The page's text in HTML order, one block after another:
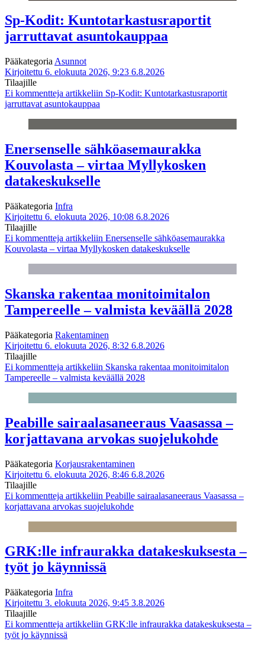
Sp-Kodit: Kuntotarkastusraportit
jarruttavat asuntokauppaa
Pääkategoria Asunnot
Kirjoitettu 6. elokuuta 2026, 9:23 6.8.2026
Tilaajille
Ei kommentteja artikkeliin Sp-Kodit: Kuntotarkastusraportit
jarruttavat asuntokauppaa
Enersenselle sähköasemaurakka
Kouvolasta – virtaa Myllykosken
datakeskukselle
Pääkategoria Infra
Kirjoitettu 6. elokuuta 2026, 10:08 6.8.2026
Tilaajille
Ei kommentteja artikkeliin Enersenselle sähköasemaurakka
Kouvolasta – virtaa Myllykosken datakeskukselle
Skanska rakentaa monitoimitalon
Tampereelle – valmista keväällä 2028
Pääkategoria Rakentaminen
Kirjoitettu 6. elokuuta 2026, 8:32 6.8.2026
Tilaajille
Ei kommentteja artikkeliin Skanska rakentaa monitoimitalon
Tampereelle – valmista keväällä 2028
Peabille sairaalasaneeraus Vaasassa –
korjattavana arvokas suojelukohde
Pääkategoria Korjausrakentaminen
Kirjoitettu 6. elokuuta 2026, 8:46 6.8.2026
Tilaajille
Ei kommentteja artikkeliin Peabille sairaalasaneeraus Vaasassa –
korjattavana arvokas suojelukohde
GRK:lle infraurakka datakeskuksesta –
työt jo käynnissä
Pääkategoria Infra
Kirjoitettu 3. elokuuta 2026, 9:45 3.8.2026
Tilaajille
Ei kommentteja artikkeliin GRK:lle infraurakka datakeskuksesta –
työt jo käynnissä